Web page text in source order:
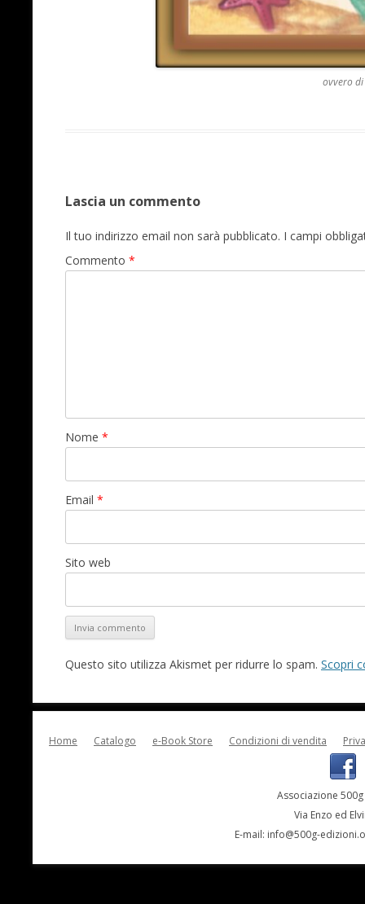
ovvero di
Lascia un commento
Il tuo indirizzo email non sarà pubblicato. I campi
Commento *
Nome *
Email *
Sito web
Questo sito utilizza Akismet per ridurre lo spam. Scopri
Home Catalogo e-Book Store Condizioni di vendita
Associazione
Via Enzo ed
E-mail: info@500g-